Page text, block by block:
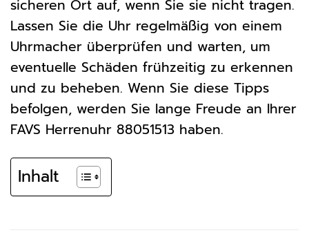
sicheren Ort auf, wenn Sie sie nicht tragen.
Lassen Sie die Uhr regelmäßig von einem
Uhrmacher überprüfen und warten, um
eventuelle Schäden frühzeitig zu erkennen
und zu beheben. Wenn Sie diese Tipps
befolgen, werden Sie lange Freude an Ihrer
FAVS Herrenuhr 88051513 haben.
Inhalt